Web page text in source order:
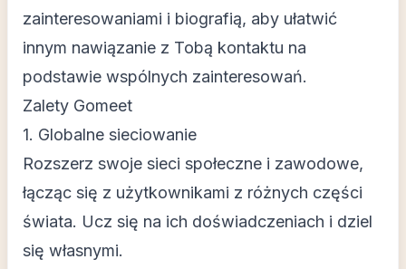
zainteresowaniami i biografią, aby ułatwić
innym nawiązanie z Tobą kontaktu na
podstawie wspólnych zainteresowań.
Zalety Gomeet
1. Globalne sieciowanie
Rozszerz swoje sieci społeczne i zawodowe,
łącząc się z użytkownikami z różnych części
świata. Ucz się na ich doświadczeniach i dziel
się własnymi.